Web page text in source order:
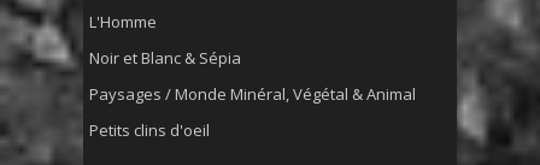
L'Homme
Noir et Blanc & Sépia
Paysages / Monde Minéral, Végétal & Animal
Petits clins d'oeil